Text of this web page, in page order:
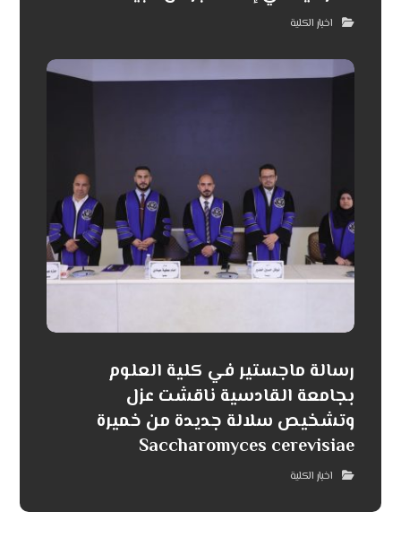
اخبار الكلية
رسالة ماجستير في كلية العلوم
بجامعة القادسية ناقشت عزل
وتشخيص سلالة جديدة من خميرة
Saccharomyces cerevisiae
اخبار الكلية